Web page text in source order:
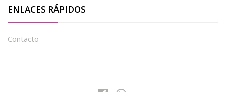
ENLACES RÁPIDOS
Contacto